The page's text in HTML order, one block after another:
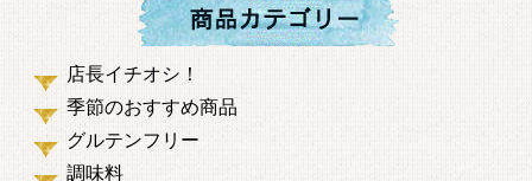
店長イチオシ！
季節のおすすめ商品
グルテンフリー
調味料